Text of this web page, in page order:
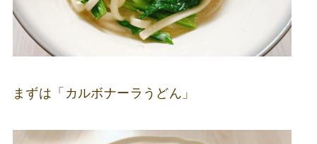
まずは「カルボナーラうどん」